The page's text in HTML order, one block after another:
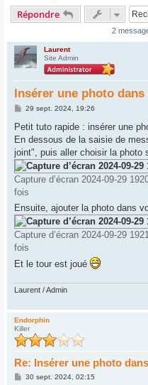
Répondre
2
Laurent
Site Admin
Insérer une photo
M
s
a
g
e
29 sept. 2024, 19:26
Petit tuto rapide : insérer une
En dessous de la saisie de
joint", puis aller choisir la photo
Capture d’écran 2024-09-29
fois
Ensuite, ajouter la photo dans
Capture d’écran 2024-09-29
fois
Et le tour est joué
Laurent / Admin
Endorphin
Killer
Re: Insérer une photo
M30 sept. 2024, 02:15